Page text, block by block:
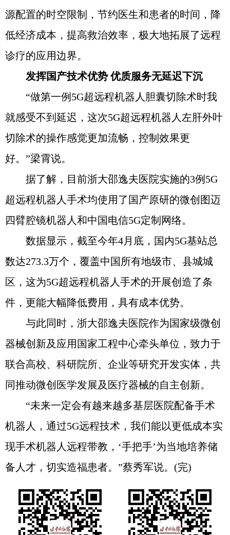
源配置的时空限制，节约医生和患者的时间，降
低经济成本，提高救治效率，极大地拓展了远程
诊疗的应用边界。
发挥国产技术优势 优质服务无延迟下沉
“做第一例5G超远程机器人胆囊切除术时我
就感受不到延迟，这次5G超远程机器人左肝外叶
切除术的操作感觉更加流畅，控制效果更
好。”梁霄说。
据了解，目前浙大邵逸夫医院实施的3例5G
超远程机器人手术均使用了国产原研的微创图迈
四臂腔镜机器人和中国电信5G定制网络。
数据显示，截至今年4月底，国内5G基站总
数达273.3万个，覆盖中国所有地级市、县城城
区，这为5G超远程机器人手术的开展创造了条
件，更能大幅降低费用，具有成本优势。
与此同时，浙大邵逸夫医院作为国家级微创
器械创新及应用国家工程中心牵头单位，致力于
联合高校、科研院所、企业等研究开发实体，共
同推动微创医学发展及医疗器械的自主创新。
“未来一定会有越来越多基层医院配备手术
机器人，通过5G远程技术，我们能以更低成本实
现手术机器人远程带教，‘手把手’为当地培养储
备人才，切实造福患者。”蔡秀军说。(完)